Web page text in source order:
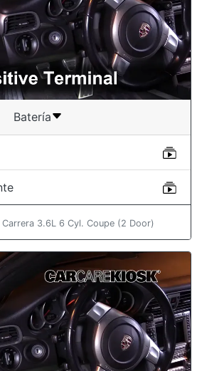
Batería
3.6L 6 Cyl. Coupe (2 Door)